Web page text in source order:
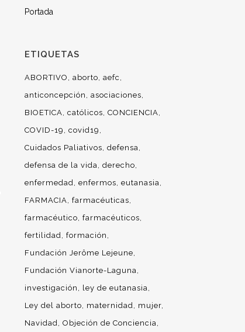
Portada
ETIQUETAS
ABORTIVO aborto aefc
anticoncepción
asociaciones
BIOETICA católicos CONCIENCIA
COVID-19
covid19
Cuidados Paliativos defensa
defensa de la vida derecho
enfermedad enfermos eutanasia
FARMACIA farmacéuticas
farmacéutico farmacéuticos
fertilidad formación
Fundación Jerôme Lejeune
Fundación Vianorte-Laguna
investigación
ley de eutanasia
Ley del aborto
maternidad
mujer
Navidad Objeción de Conciencia